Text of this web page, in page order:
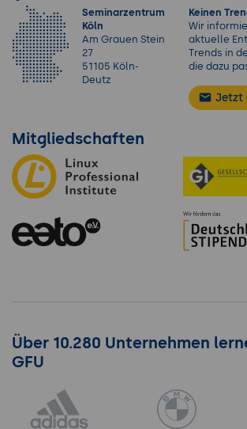
Seminarzentrum
Köln
Am Grauen Stein
27
51105 Köln-
Deutz
Keinen
Wir
aktuelle
Trends in
die dazu
Jetzt
Mitgliedschaften
Über 10.280 Unternehmen
GFU